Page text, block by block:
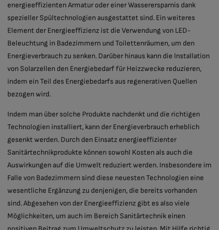
energieeffizienten Armatur oder einer Wasserersparnis dank
spezieller Spültechnologien ausgestattet sind. Ein weiteres
Element der Energieeffizienz ist die Verwendung von LED-
Beleuchtung in Badezimmern und Toilettenräumen, um den
Energieverbrauch zu senken. Darüber hinaus kann die Installation
von Solarzellen den Energiebedarf für Heizzwecke reduzieren,
indem ein Teil des Energiebedarfs aus regenerativen Quellen
bezogen wird.
Indem man über solche Produkte nachdenkt und die richtigen
Technologien installiert, kann der Energieverbrauch erheblich
gesenkt werden. Durch den Einsatz energieeffizienter
Sanitärtechnikprodukte können sowohl Kosten als auch die
Auswirkungen auf die Umwelt reduziert werden. Insbesondere im
Falle von Badezimmern sind diese neuesten Technologien eine
wesentliche Ergänzung zu denjenigen, die bereits vorhanden
sind. Abgesehen von der Energieeffizienz gibt es also viele
Möglichkeiten, um auch im Bereich Sanitärtechnik einen